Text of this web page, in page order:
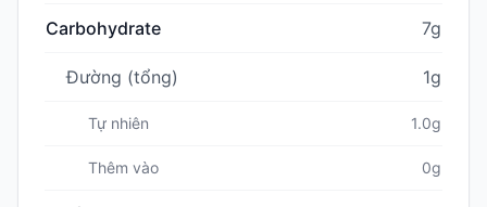
Carbohydrate 7g
Đường (tổng) 1g
Tự nhiên 1.0g
Thêm vào 0g